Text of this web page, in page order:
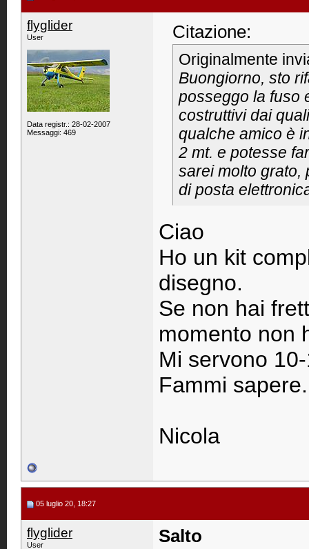
flyglider
User
Data registr.: 28-02-2007
Messaggi: 469
Citazione:
Originalmente
Buongiorno, sto
posseggo la fuso
costruttivi dai
qualche amico è
2 mt. e potesse
sarei molto grato,
di posta
Ciao
Ho un kit
disegno.
Se non hai
momento non
Mi servono
Fammi sapere.
Nicola
05 luglio 20, 18:27
flyglider
User Salto